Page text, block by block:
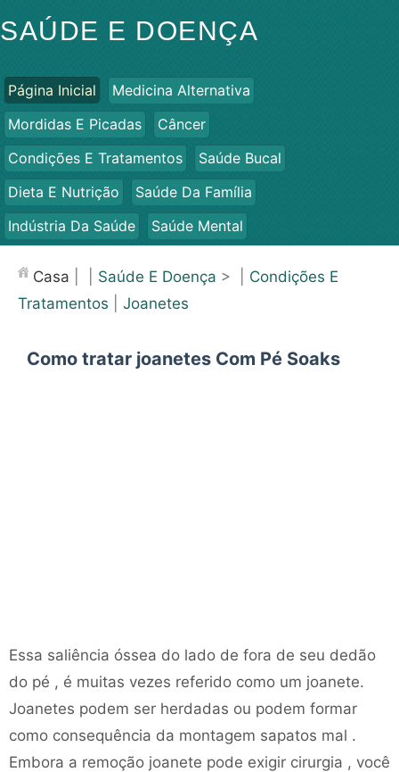
SAÚDE E DOENÇA
Página Inicial
Medicina Alternativa
Mordidas E Picadas
Câncer
Condições E Tratamentos
Saúde Bucal
Dieta E Nutrição
Saúde Da Família
Indústria Da Saúde
Saúde Mental
Saúde
Casa Saúde E Doença > | Condições E
Tratamentos
Joanetes
Como tratar joanetes Com Pé Soaks
Essa saliência óssea do lado de fora de seu dedão
do pé , é muitas vezes referido como um joanete.
Joanetes podem ser herdadas ou podem formar
como consequência da montagem sapatos mal .
Embora a remoção joanete pode exigir cirurgia , você